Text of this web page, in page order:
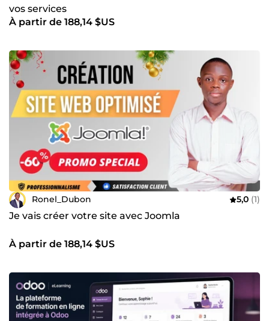
vos services
À partir de 188,14 $US
Ronel_Dubon 5,0 (1)
Je vais créer votre site avec Joomla
À partir de 188,14 $US